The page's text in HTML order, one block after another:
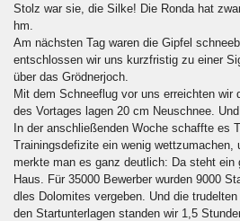
Stolz war sie, die Silke! Die Ronda hat
hm.
Am nächsten Tag waren die Gipfel
entschlossen wir uns kurzfristig zu einer
über das Grödnerjoch.
Mit dem Schneeflug vor uns erreichten wir
des Vortages lagen 20 cm Neuschnee.
In der anschließenden Woche schaffte es
Trainingsdefizite ein wenig
merkte man es ganz deutlich: Da steht ein
Haus. Für 35000 Bewerber wurden 9000
dles Dolomites vergeben. Und die
den Startunterlagen standen wir 1,5